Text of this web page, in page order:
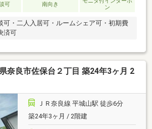
可 南向き
ン
可・二人入居可・ルームシェア可・初期費
済可
奈良市佐保台２丁目 築24年3ヶ月 2
ＪＲ奈良線 平城山駅 徒歩6分
築24年3ヶ月 / 2階建